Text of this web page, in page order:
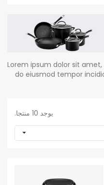
Lorem ipsum dolor sit
do eiusmod tempor
يوجد 10 منتجا.
